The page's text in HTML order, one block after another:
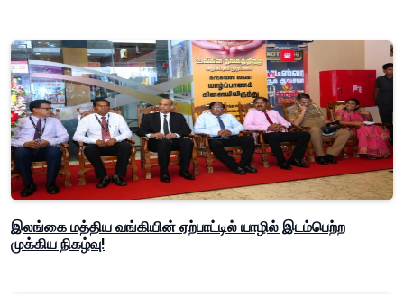
இலங்கை மத்திய வங்கியின் ஏற்பாட்டில் யாழில் இடம்பெற்ற
முக்கிய நிகழ்வு!